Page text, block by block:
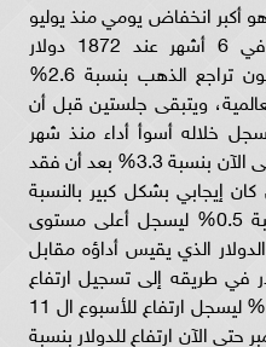
بنسبة 1.4% وهو أكبر انخفاض يومي منذ يوليو
الماضي ليسجل أدنى مستوى في 6 أشهر عند 1872 دولار
للأونصة. ورصد تحليل جولد بيليون تراجع الذهب بنسبة 2.6%
العالمية، ويتبقى جلستين قبل أن
خلاله أسوأ أداء منذ شهر
فبراير الماضي مسجلاً انخفاض حتى الآن بنسبة 3.3% بعد أن فقد
إيجابي بشكل كبير بالنسبة
للدولار الأمريكي الذي ارتفع بنسبة 0.5% ليسجل أعلى مستوى
الدولار الذي يقيس أداؤه مقابل
في طريقه إلى تسجيل ارتفاع
على المستوى الأسبوعي بنسبة 1% ليسجل ارتفاع للأسبوع ال 11
حتى الآن ارتفاع للدولار بنسبة